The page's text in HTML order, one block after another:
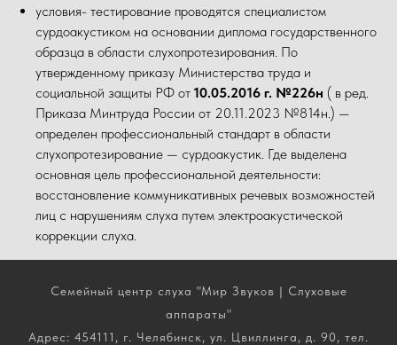
условия- тестирование проводятся специалистом
сурдоакустиком на основании диплома государственного
образца в области слухопротезирования. По
утвержденному приказу Министерства труда и
социальной защиты РФ от 10.05.2016 г. №226н ( в ред.
Приказа Минтруда России от 20.11.2023 №814н.) —
определен профессиональный стандарт в области
слухопротезирование — сурдоакустик. Где выделена
основная цель профессиональной деятельности:
восстановление коммуникативных речевых возможностей
лиц с нарушениям слуха путем электроакустической
коррекции слуха.
Семейный центр слуха "Мир Звуков | Слуховые
аппараты"
Адрес: 454111, г. Челябинск, ул. Цвиллинга, д. 90, тел.